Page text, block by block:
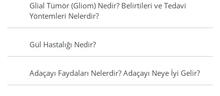
Glial Tümör (Gliom) Nedir? Belirtileri ve Tedavi
Yöntemleri Nelerdir?
Gül Hastalığı Nedir?
Adaçayı Faydaları Nelerdir? Adaçayı Neye İyi Gelir?